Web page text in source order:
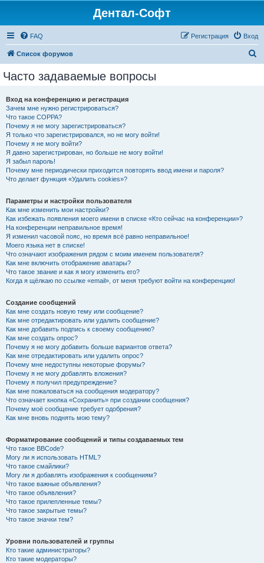
Дентал-Софт
FAQ Вход
Регистрация
Список форумов
Часто задаваемые вопросы
Вход на конференцию и регистрация
Зачем мне нужно регистрироваться?
Что такое COPPA?
Почему я не могу зарегистрироваться?
Я только что зарегистрировался, но не могу войти!
Почему я не могу войти?
Я давно зарегистрирован, но больше не могу войти!
Я забыл пароль!
Почему мне периодически приходится повторять ввод имени и пароля?
Что делает функция «Удалить cookies»?
Параметры и настройки пользователя
Как мне изменить мои настройки?
Как избежать появления моего имени в списке «Кто сейчас на конференции»?
На конференции неправильное время!
Я изменил часовой пояс, но время всё равно неправильное!
Моего языка нет в списке!
Что означают изображения рядом с моим именем пользователя?
Как мне включить отображение аватары?
Что такое звание и как я могу изменить его?
Когда я щёлкаю по ссылке «email», от меня требуют войти на конференцию!
Создание сообщений
Как мне создать новую тему или сообщение?
Как мне отредактировать или удалить сообщение?
Как мне добавить подпись к своему сообщению?
Как мне создать опрос?
Почему я не могу добавить больше вариантов ответа?
Как мне отредактировать или удалить опрос?
Почему мне недоступны некоторые форумы?
Почему я не могу добавлять вложения?
Почему я получил предупреждение?
Как мне пожаловаться на сообщения модератору?
Что означает кнопка «Сохранить» при создании сообщения?
Почему моё сообщение требует одобрения?
Как мне вновь поднять мою тему?
Форматирование сообщений и типы создаваемых тем
Что такое BBCode?
Могу ли я использовать HTML?
Что такое смайлики?
Могу ли я добавлять изображения к сообщениям?
Что такое важные объявления?
Что такое объявления?
Что такое прилепленные темы?
Что такое закрытые темы?
Что такое значки тем?
Уровни пользователей и группы
Кто такие администраторы?
Кто такие модераторы?